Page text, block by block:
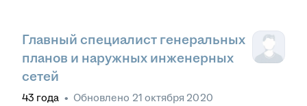
Главный специалист генеральных
планов и наружных инженерных
сетей
43 года • Обновлено 21 октября 2020